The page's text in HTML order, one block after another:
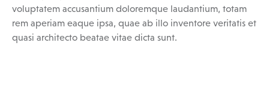
voluptatem accusantium doloremque laudantium, totam
rem aperiam eaque ipsa, quae ab illo inventore veritatis et
quasi architecto beatae vitae dicta sunt.